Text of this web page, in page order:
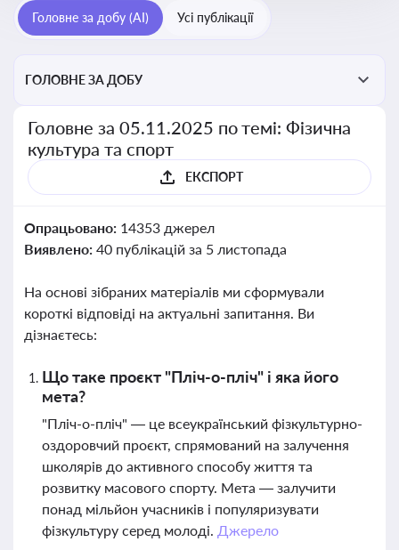
потенціалу, соціального захисту та ефективної
реалізації державної політики у цій галузі
Головне за добу (AI) Усі публікації
ГОЛОВНЕ ЗА ДОБУ
Головне за 05.11.2025 по темі: Фізична
культура та спорт
ЕКСПОРТ
Опрацьовано: 14353 джерел
Виявлено: 40 публікацій за 5 листопада
На основі зібраних матеріалів ми сформували
короткі відповіді на актуальні запитання. Ви
дізнаєтесь:
Що таке проєкт "Пліч-о-пліч" і яка його
мета?
"Пліч-о-пліч" — це всеукраїнський фізкультурно-
оздоровчий проєкт, спрямований на залучення
школярів до активного способу життя та
розвитку масового спорту. Мета — залучити
понад мільйон учасників і популяризувати
фізкультуру серед молоді. Джерело